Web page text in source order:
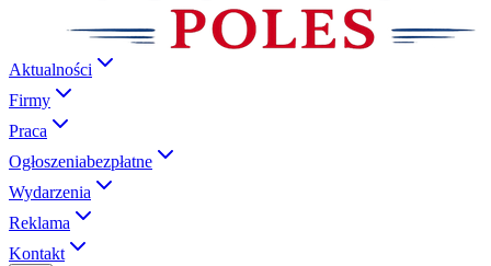
Aktualności
Firmy
Praca
Ogłoszeniabezpłatne
Wydarzenia
Reklama
Kontakt